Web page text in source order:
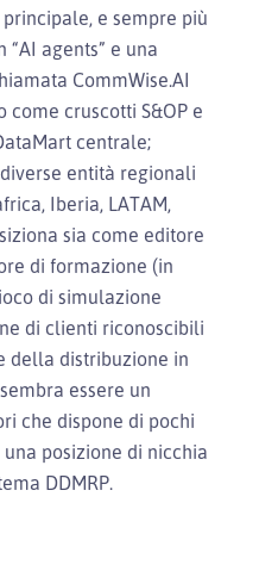
e sempre più
agents” e una
CommWise.AI
cruscotti S&OP e
centrale;
entità regionali
Iberia, LATAM,
sia come editore
di formazione (in
di simulazione
di clienti riconoscibili
della distribuzione in
essere un
che dispone di pochi
posizione di nicchia
DDMRP.